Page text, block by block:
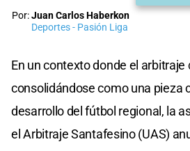
Por:Juan Carlos Haberkon
Deportes - Pasión Liga
En un contexto donde el arbitraje
consolidándose como una pieza
desarrollo del fútbol regional, la
el Arbitraje Santafesino (UAS)